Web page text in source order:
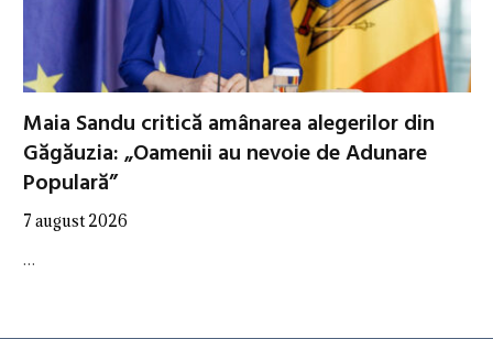
Maia Sandu critică amânarea alegerilor din
Găgăuzia: „Oamenii au nevoie de Adunare
Populară”
7 august 2026
…